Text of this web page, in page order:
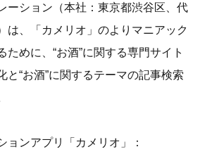
ーション（本社：東京都渋谷区、代
は、「カメリオ」のよりマニアック
ために、“お酒”に関する専門サイト
と“お酒”に関するテーマの記事検索
ンアプリ「カメリオ」：